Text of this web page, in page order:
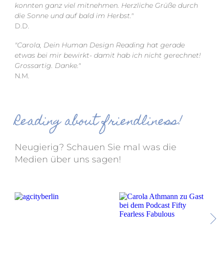
konnten ganz viel mitnehmen. Herzliche Grüße durch
die Sonne und auf bald im Herbst."
D.D.
"Carola, Dein Human Design Reading hat gerade
etwas bei mir bewirkt- damit hab ich nicht gerechnet!
Grossartig. Danke."
N.M.
Reading about friendliness!
Neugierig? Schauen Sie mal was die
Medien über uns sagen!